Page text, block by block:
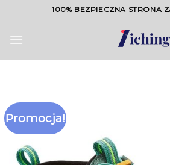
content
100% BEZPIECZNA STRONA
Promocja!